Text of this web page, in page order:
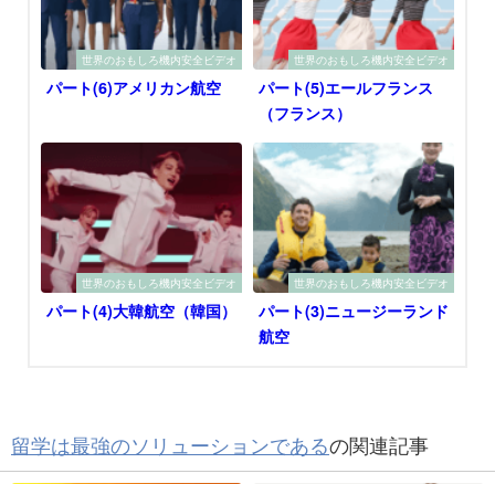
世界のおもしろ機内安全ビデオ
パート(6)アメリカン航空
世界のおもしろ機内安全ビデオ
パート(5)エールフランス
（フランス）
世界のおもしろ機内安全ビデオ
パート(4)大韓航空（韓国）
世界のおもしろ機内安全ビデオ
パート(3)ニュージーランド
航空
留学は最強のソリューションであるの関連記事